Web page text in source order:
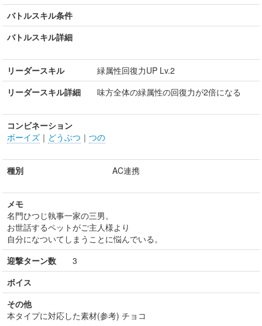
バトルスキル条件
バトルスキル詳細
リーダースキル
緑属性回復力UP Lv.2
リーダースキル詳細
味方全体の緑属性の回復力が2倍になる
コンビネーション
ボーイズ ｜ どうぶつ ｜ つの
種別 AC連携
メモ
名門ひつじ執事一家の三男。
お世話するペットがご主人様より
自分になついてしまうことに悩んでいる。
迎撃ターン数 3
ボイス
その他
本タイプに対応した素材(参考) チョコ